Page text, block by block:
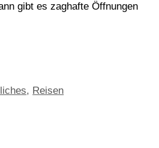
gibt es zaghafte Öffnungen
, Reisen